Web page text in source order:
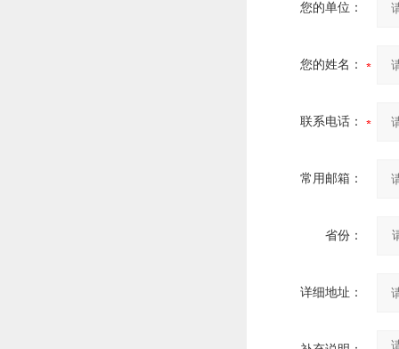
您的单位：
您的姓名：
联系电话：
常用邮箱：
省份：
详细地址：